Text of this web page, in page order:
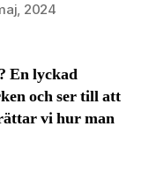
2024
En lyckad
och ser till att
vi hur man